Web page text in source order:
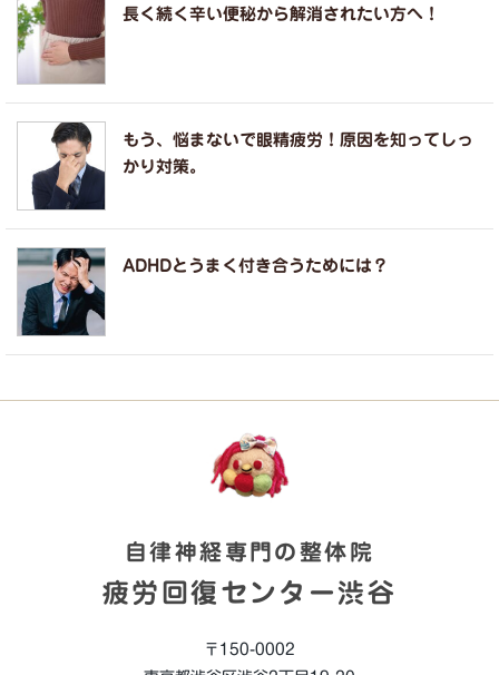
長く続く辛い便秘から解消されたい方へ！
もう、悩まないで眼精疲労！原因を知ってしっ
かり対策。
ADHDとうまく付き合うためには？
自律神経専門の整体院
疲労回復センター渋谷
〒150-0002